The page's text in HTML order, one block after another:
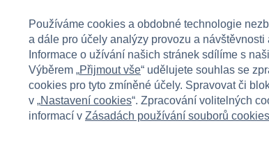
a dopřejte mu zábavu na čerstvém vzduchu!
.
Používáme cookies a obdobné technologie
a dále pro účely analýzy provozu a
Informace o užívání našich stránek sdílíme s
Výběrem „Přijmout vše“ udělujete souhlas se
cookies pro tyto zmíněné účely. Spravovat či
v „Nastavení cookies“. Zpracování volitelných
informací v Zásadách používání souborů cookies